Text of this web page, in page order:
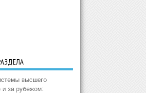
высшего
и за рубежом: